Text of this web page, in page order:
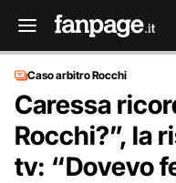
Caso arbitro Rocchi
Caressa
Rocchi?”, la
tv: “Dovevo